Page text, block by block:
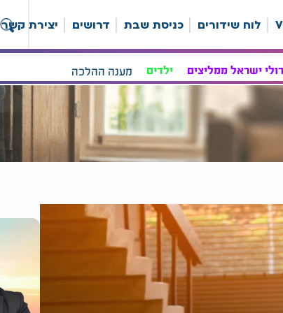
לוח שידורים כניסת שבת דרושים יצירת קשר
ישראל ממליצים ילדים מענה ההלכה